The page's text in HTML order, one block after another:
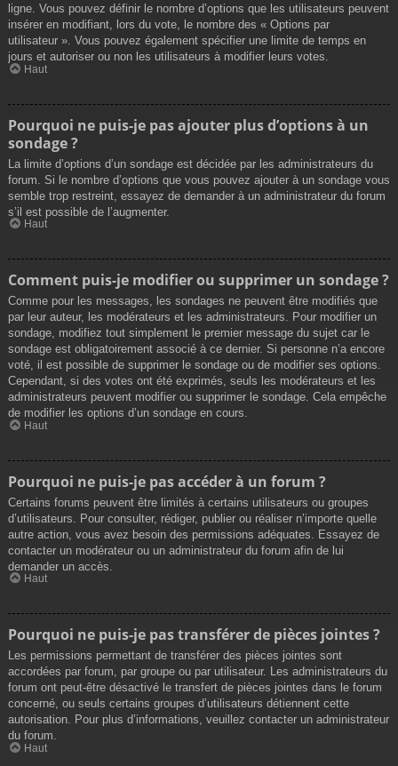
ligne. Vous pouvez définir le nombre d’options que les utilisateurs peuvent
insérer en modifiant, lors du vote, le nombre des « Options par
utilisateur ». Vous pouvez également spécifier une limite de temps en
jours et autoriser ou non les utilisateurs à modifier leurs votes.
Haut
Pourquoi ne puis-je pas ajouter plus d’options à un
sondage ?
La limite d’options d’un sondage est décidée par les administrateurs du
forum. Si le nombre d’options que vous pouvez ajouter à un sondage vous
semble trop restreint, essayez de demander à un administrateur du forum
s’il est possible de l’augmenter.
Haut
Comment puis-je modifier ou supprimer un sondage ?
Comme pour les messages, les sondages ne peuvent être modifiés que
par leur auteur, les modérateurs et les administrateurs. Pour modifier un
sondage, modifiez tout simplement le premier message du sujet car le
sondage est obligatoirement associé à ce dernier. Si personne n’a encore
voté, il est possible de supprimer le sondage ou de modifier ses options.
Cependant, si des votes ont été exprimés, seuls les modérateurs et les
administrateurs peuvent modifier ou supprimer le sondage. Cela empêche
de modifier les options d’un sondage en cours.
Haut
Pourquoi ne puis-je pas accéder à un forum ?
Certains forums peuvent être limités à certains utilisateurs ou groupes
d’utilisateurs. Pour consulter, rédiger, publier ou réaliser n’importe quelle
autre action, vous avez besoin des permissions adéquates. Essayez de
contacter un modérateur ou un administrateur du forum afin de lui
demander un accès.
Haut
Pourquoi ne puis-je pas transférer de pièces jointes ?
Les permissions permettant de transférer des pièces jointes sont
accordées par forum, par groupe ou par utilisateur. Les administrateurs du
forum ont peut-être désactivé le transfert de pièces jointes dans le forum
concerné, ou seuls certains groupes d’utilisateurs détiennent cette
autorisation. Pour plus d’informations, veuillez contacter un administrateur
du forum.
Haut